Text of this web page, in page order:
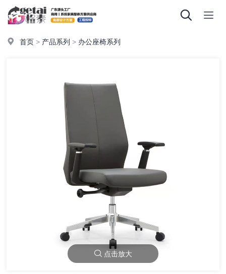
首页 > 产品系列 > 办公座椅系列
点击放大